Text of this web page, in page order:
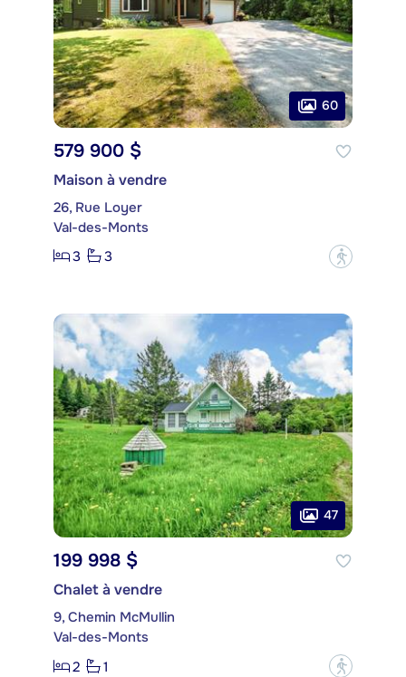
60
579 900 $
Maison à vendre
26, Rue Loyer
Val-des-Monts
3
3 ?
47
199 998 $
Chalet à vendre
9, Chemin McMullin
Val-des-Monts
2
1 ?